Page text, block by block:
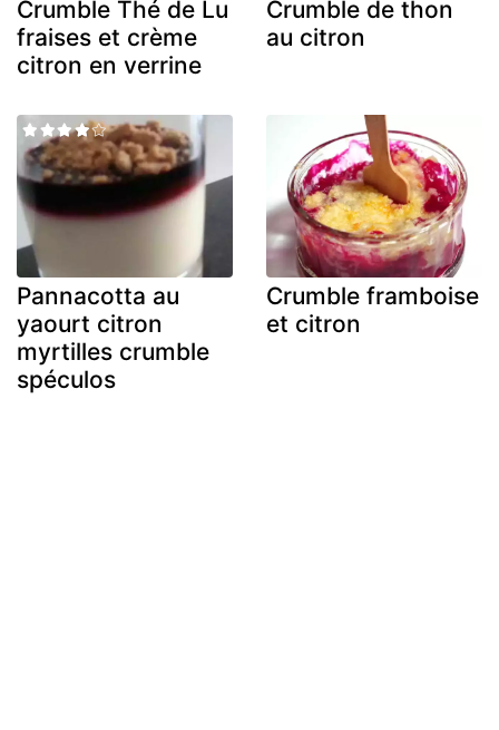
Crumble Thé de Lu
fraises et crème
citron en verrine
Crumble de thon
au citron
Pannacotta au
yaourt citron
myrtilles crumble
spéculos
Crumble framboise
et citron